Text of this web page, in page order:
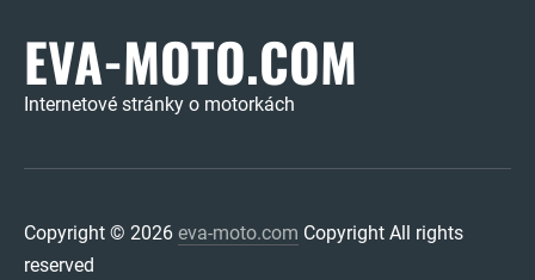
EVA-MOTO.COM
Internetové stránky o motorkách
Copyright © 2026 eva-moto.com Copyright All rights
reserved